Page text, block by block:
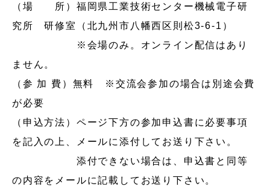
（場 所）福岡県工業技術センター機械電子研
究所 研修室（北九州市八幡西区則松3-6-1）
※会場のみ。オンライン配信はあり
ません。
（参 加 費）無料 ※交流会参加の場合は別途会費
が必要
（申込方法）ページ下方の参加申込書に必要事項
を記入の上、メールに添付してお送り下さい。
添付できない場合は、申込書と同等
の内容をメールに記載してお送り下さい。